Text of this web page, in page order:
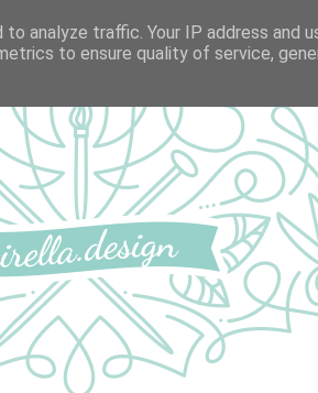
analyze traffic. Your IP address and
to ensure quality of service,